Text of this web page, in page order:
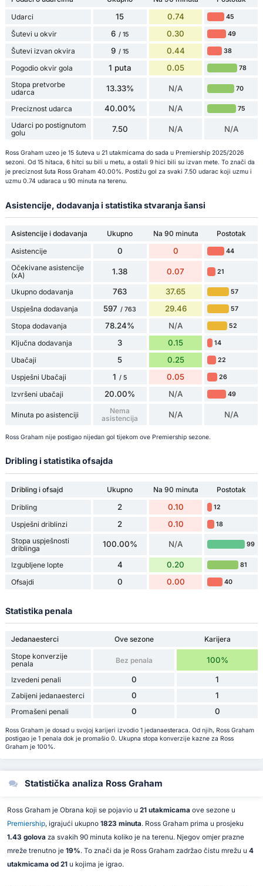
Udarci
15 0.74 45
Šutevi u okvir 6 / 15 0.30 49
Šutevi izvan okvira 9 / 15 0.44 38
Pogodio okvir gola 1 puta 0.05 78
Stopa pretvorbe
udarca
13.33% N/A 70
Preciznost udarca 40.00% N/A 75
Udarci po postignutom
golu
7.50 N/A N/A
Ross Graham uzeo je 15 šuteva u 21 utakmicama do sada u Premiership 2025/2026
sezoni. Od 15 hitaca, 6 hitci su bili u metu, a ostali 9 hici bili su izvan mete. To znači da
je preciznost šuta Ross Graham 40.00%. Postižu gol za svaki 7.50 udarac koji uzmu i
uzmu 0.74 udaraca u 90 minuta na terenu.
Asistencije, dodavanja i statistika stvaranja šansi
Asistencije i dodavanja Ukupno Na 90 minuta
Postotak
Asistencije
0 0 44
Očekivane asistencije
(xA)
1.38 0.07 21
Ukupno dodavanja 763 37.65 57
Uspješna dodavanja 597 / 763 29.46 57
Stopa dodavanja 78.24% N/A 52
Ključna dodavanja 3 0.15 14
Ubačaji 5 0.25 22
Uspješni Ubačaji 1 / 5 0.05 26
Izvršeni ubačaji 20.00% N/A 49
Minuta po asistenciji
Nema
asistencija
N/A N/A
Ross Graham nije postigao nijedan gol tijekom ove Premiership sezone.
Dribling i statistika ofsajda
Dribling i ofsajd Ukupno Na 90 minuta
Postotak
Dribling
2 0.10 12
Uspješni driblinzi 2 0.10 18
Stopa uspješnosti
driblinga
100.00% N/A 99
Izgubljene lopte 4 0.20 81
Ofsajdi 0 0.00 40
Statistika penala
Jedanaesterci Ove sezone
Karijera
Stope konverzije
penala
Bez penala 100%
Izvedeni penali 0 1
Zabijeni jedanaesterci 0 1
Promašeni penali 0 0
Ross Graham je dosad u svojoj karijeri izvodio 1 jedanaesteraca. Od njih, Ross Graham
postigao je 1 penala dok je promašio 0. Ukupna stopa konverzije kazne za Ross
Graham je 100%.
Statistička analiza Ross Graham
Ross Graham je Obrana koji se pojavio u 21 utakmicama ove sezone u
Premiership, igrajući ukupno 1823 minuta. Ross Graham prima u prosjeku
1.43 golova za svakih 90 minuta koliko je na terenu. Njegov omjer prazne
mreže trenutno je 19%. To znači da je Ross Graham zadržao čistu mrežu u 4
utakmicama od 21u kojima je igrao.